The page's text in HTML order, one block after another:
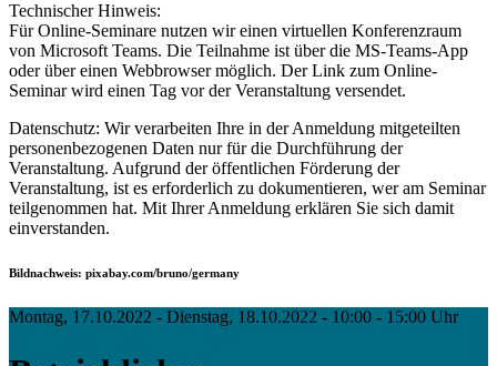
Technischer Hinweis:
Für Online-Seminare nutzen wir einen virtuellen Konferenzraum
von Microsoft Teams. Die Teilnahme ist über die MS-Teams-App
oder über einen Webbrowser möglich. Der Link zum Online-
Seminar wird einen Tag vor der Veranstaltung versendet.
Datenschutz: Wir verarbeiten Ihre in der Anmeldung mitgeteilten
personenbezogenen Daten nur für die Durchführung der
Veranstaltung. Aufgrund der öffentlichen Förderung der
Veranstaltung, ist es erforderlich zu dokumentieren, wer am Seminar
teilgenommen hat. Mit Ihrer Anmeldung erklären Sie sich damit
einverstanden.
Bildnachweis: pixabay.com/bruno/germany
Montag, 17.10.2022 - Dienstag, 18.10.2022 - 10:00 - 15:00 Uhr